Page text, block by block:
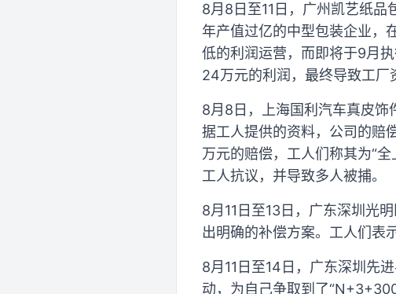
8月8日至11日，广州凯艺纸
年产值过亿的中型包装企业，
低的利润运营，而即将于9月
24万元的利润，最终导致工厂
8月8日，上海国利汽车真皮饰
据工人提供的资料，公司的赔
万元的赔偿，工人们称其为“
工人抗议，并导致多人被捕。
8月11日至13日，广东深圳光
出明确的补偿方案。工人们表
8月11日至14日，广东深圳先
动，为自己争取到了